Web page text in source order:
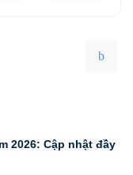
2026: Cập nhật đầy